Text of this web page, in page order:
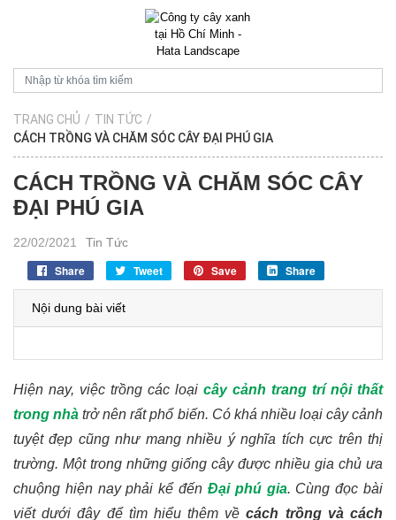
TRANG CHỦ / TIN TỨC /
CÁCH TRỒNG VÀ CHĂM SÓC CÂY ĐẠI PHÚ GIA
CÁCH TRỒNG VÀ CHĂM SÓC CÂY
ĐẠI PHÚ GIA
22/02/2021 Tin Tức
Share Tweet Save Share
Nội dung bài viết
Hiện nay, việc trồng các loại cây cảnh trang trí nội thất
trong nhà trở nên rất phổ biến. Có khá nhiều loại cây cảnh
tuyệt đẹp cũng như mang nhiều ý nghĩa tích cực trên thị
trường. Một trong những giống cây được nhiều gia chủ ưa
chuộng hiện nay phải kể đến Đại phú gia. Cùng đọc bài
viết dưới đây để tìm hiểu thêm vềcách trồng và cách